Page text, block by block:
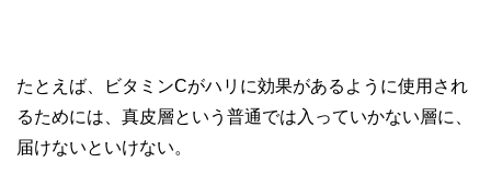
たとえば、ビタミンCがハリに効果があるように使用され
るためには、真皮層という普通では入っていかない層に、
届けないといけない。